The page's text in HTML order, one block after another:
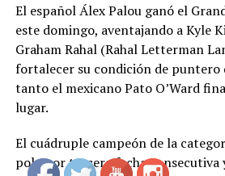
El español Álex Palou ganó el
este domingo, aventajando a Kyle
Graham Rahal (Rahal Letterman
fortalecer su condición de puntero
tanto el mexicano Pato O’Ward
lugar.
El cuádruple campeón de la
pole por tercera fecha consecutiva